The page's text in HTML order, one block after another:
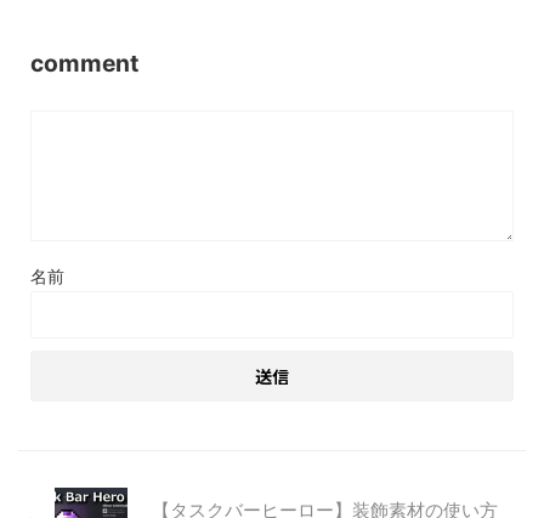
comment
名前
【タスクバーヒーロー】装飾素材の使い方